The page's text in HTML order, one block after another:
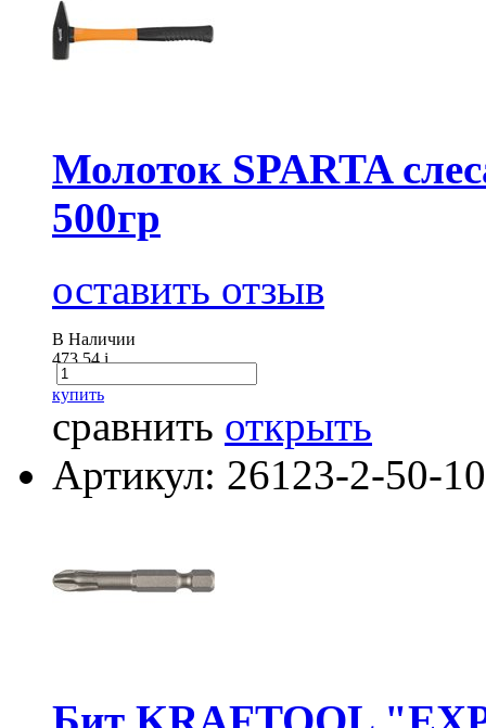
Молоток SPARTA
500гр
оставить отзыв
В Наличии
473.54i
купить
сравнить открыть
Артикул: 26123-2-50-10